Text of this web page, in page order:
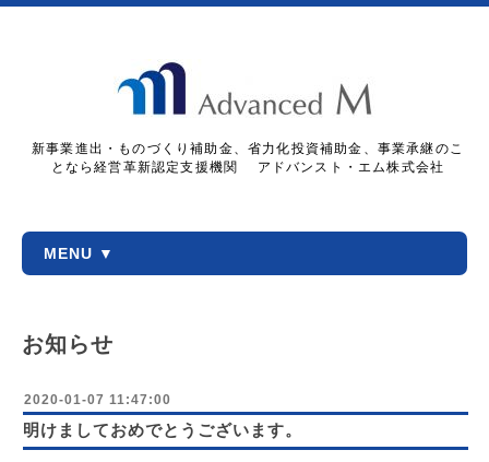
新事業進出・ものづくり補助金、省力化投資補助金、事業承継のこ
となら経営革新認定支援機関 アドバンスト・エム株式会社
MENU ▼
お知らせ
2020-01-07 11:47:00
明けましておめでとうございます。